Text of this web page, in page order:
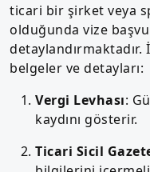
ticari bir şirket veya
olduğunda vize
belgeler ve detayları:
Vergi Levhası:
kaydını gösterir.
Ticari Sicil